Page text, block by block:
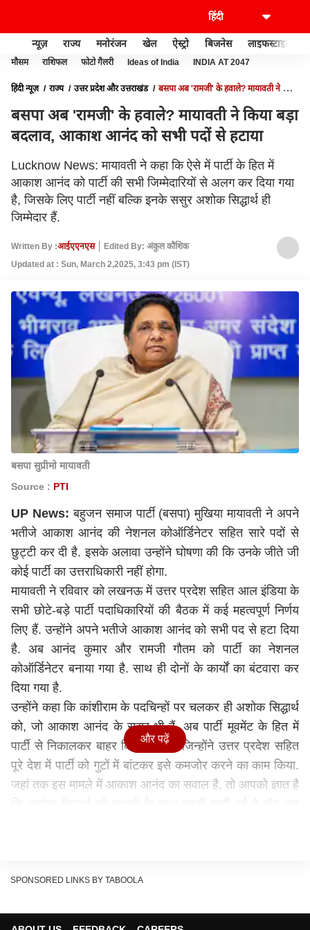
न्यूज़ राज्य मनोरंजन खेल ऐस्ट्रो बिजनेस लाइफस्टाइल
मौसम राशिफल फोटो गैलरी Ideas of India INDIA AT 2047
हिंदी न्यूज़ राज्य उत्तर प्रदेश और उत्तराखंड
बसपा अब 'रामजी' के हवाले? मायावती ने किया
बसपा अब 'रामजी' के हवाले? मायावती ने किया बड़ा
बदलाव, आकाश आनंद को सभी पदों से हटाया
Lucknow News: मायावती ने कहा कि ऐसे में पार्टी के हित में
आकाश आनंद को पार्टी की सभी जिम्मेदारियों से अलग कर दिया गया
है, जिसके लिए पार्टी नहीं बल्कि इनके ससुर अशोक सिद्धार्थ ही
जिम्मेदार हैं.
Written By :आईएएनएस
Edited By: अंकुल कौशिक
Updated at : Sun, March 2,2025, 3:43 pm (IST)
बसपा सुप्रीमो मायावती
Source : PTI
UP News:बहुजन समाज पार्टी (बसपा) मुखिया मायावती ने अपने
भतीजे आकाश आनंद की नेशनल कोऑर्डिनेटर सहित सारे पदों से
छुट्टी कर दी है. इसके अलावा उन्होंने घोषणा की कि उनके जीते जी
कोई पार्टी का उत्तराधिकारी नहीं होगा.
मायावती ने रविवार को लखनऊ में उत्तर प्रदेश सहित आल इंडिया के
सभी छोटे-बड़े पार्टी पदाधिकारियों की बैठक में कई महत्वपूर्ण निर्णय
लिए हैं. उन्होंने अपने भतीजे आकाश आनंद को सभी पद से हटा दिया
है. अब आनंद कुमार और रामजी गौतम को पार्टी का नेशनल
कोऑर्डिनेटर बनाया गया है. साथ ही दोनों के कार्यों का बंटवारा कर
दिया गया है.
उन्होंने कहा कि कांशीराम के पदचिन्हों पर चलकर ही अशोक सिद्धार्थ
को, जो आकाश आनंद के ससुर भी हैं, अब पार्टी मूवमेंट के हित में
पार्टी से निकालकर बाहर किया गया है. जिन्होंने उत्तर प्रदेश सहित
पूरे देश में पार्टी को गुटों में बांटकर इसे कमजोर करने का काम किया.
जहां तक इस मामले में आकाश आनंद का सवाल है, तो आपको ज्ञात है
देखना होगा, जो अभी तक कतई भी सकारात्मक नहीं लग रहा है.
और पढ़ें
SPONSORED LINKS BY TABOOLA